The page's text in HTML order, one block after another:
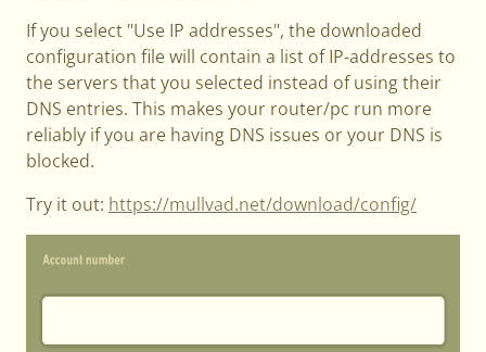
If you select "Use IP addresses", the downloaded
configuration file will contain a list of IP-addresses to
the servers that you selected instead of using their
DNS entries. This makes your router/pc run more
reliably if you are having DNS issues or your DNS is
blocked.
Try it out: https://mullvad.net/download/config/